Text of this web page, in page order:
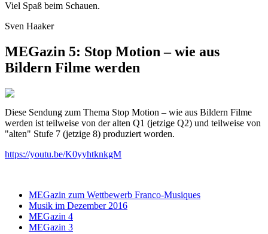
Viel Spaß beim Schauen.
Sven Haaker
MEGazin 5: Stop Motion – wie aus
Bildern Filme werden
Diese Sendung zum Thema Stop Motion – wie aus Bildern Filme
werden ist teilweise von der alten Q1 (jetzige Q2) und teilweise von
"alten" Stufe 7 (jetzige 8) produziert worden.
https://youtu.be/K0yyhtknkgM
MEGazin zum Wettbewerb Franco-Musiques
Musik im Dezember 2016
MEGazin 4
MEGazin 3